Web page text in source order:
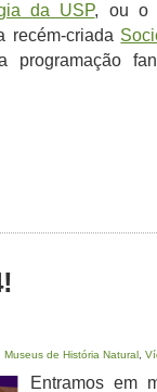
da USP, ou
recém-criada
programação
Museus de História Natural
Entramos em